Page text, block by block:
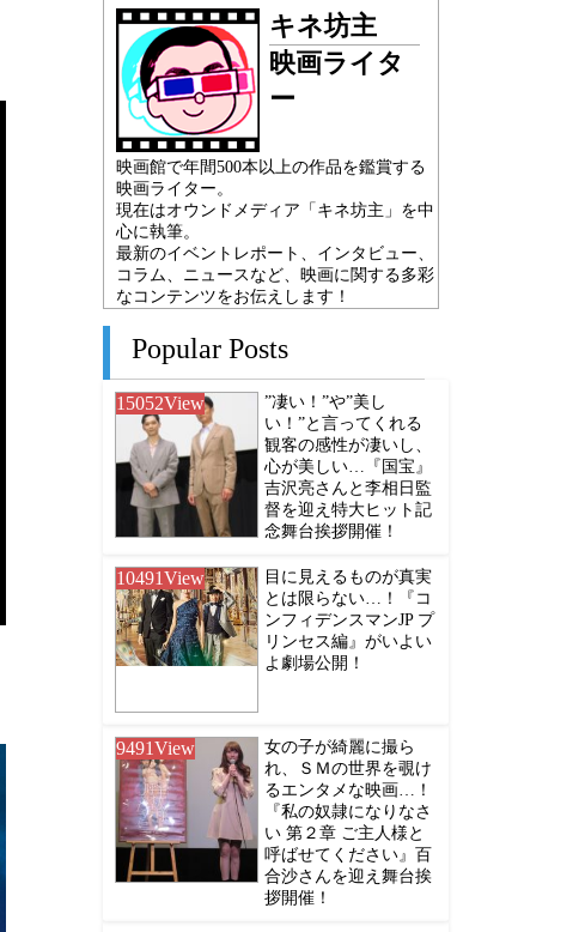
キネ坊主
映画ライタ
ー
映画館で年間500本以上の作品を鑑賞する
映画ライター。
現在はオウンドメディア「キネ坊主」を中
心に執筆。
最新のイベントレポート、インタビュー、
コラム、ニュースなど、映画に関する多彩
なコンテンツをお伝えします！
Popular Posts
15052View
”凄い！”や”美し
い！”と言ってくれる
観客の感性が凄いし、
心が美しい…『国宝』
吉沢亮さんと李相日監
督を迎え特大ヒット記
念舞台挨拶開催！
10491View
目に見えるものが真実
とは限らない…！『コ
ンフィデンスマンJP プ
リンセス編』がいよい
よ劇場公開！
9491View
女の子が綺麗に撮ら
れ、ＳＭの世界を覗け
るエンタメな映画…！
『私の奴隷になりなさ
い 第２章 ご主人様と
呼ばせてください』百
合沙さんを迎え舞台挨
拶開催！